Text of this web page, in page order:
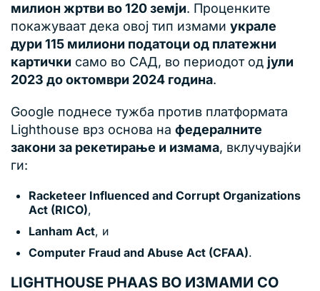
милион жртви во 120 земји. Проценките
покажуваат дека овој тип измами украле
дури 115 милиони податоци од платежни
картички само во САД, во периодот од јули
2023 до октомври 2024 година.
Google поднесе тужба против платформата
Lighthouse врз основа на федералните
закони за рекетирање и измама, вклучувајќи
ги:
Racketeer Influenced and Corrupt Organizations
Act (RICO),
Lanham Act, и
Computer Fraud and Abuse Act (CFAA).
LIGHTHOUSE PHAAS ВО ИЗМАМИ СО